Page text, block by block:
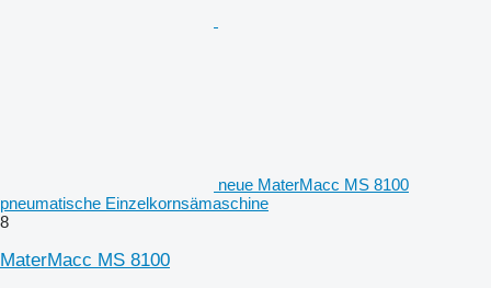
neue MaterMacc MS 8100
pneumatische Einzelkornsämaschine
8
MaterMacc MS 8100